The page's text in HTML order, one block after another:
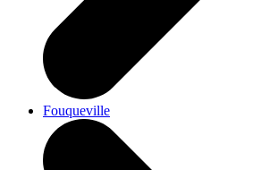
Fouqueville